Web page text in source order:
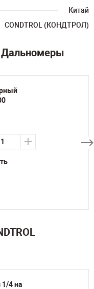
Китай
CONDTROL (КОНДТРОЛ)
Дальномеры
1/4 на